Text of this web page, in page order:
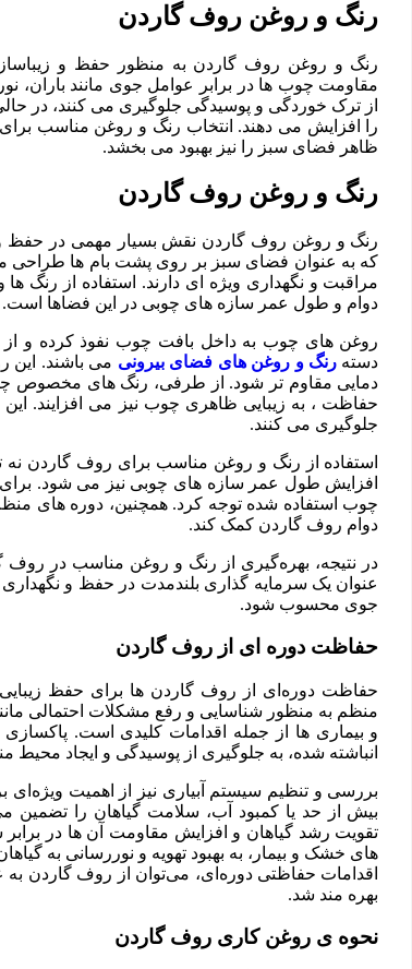
رنگ و روغن روف گاردن
رنگ و روغن روف گاردن به منظور حفظ و
مقاومت چوب ‌ها در برابر عوامل جوی مانند
از ترک‌ خوردگی و پوسیدگی جلوگیری می‌ کنند، در
را افزایش می ‌دهند. انتخاب رنگ و روغن مناسب
ظاهر فضای سبز را نیز بهبود می‌ بخشد.
رنگ و روغن روف گاردن
رنگ و روغن روف گاردن نقش بسیار مهمی در حفظ و
که به عنوان فضای سبز بر روی پشت بام ‌ها طراحی
مراقبت و نگهداری ویژه ‌ای دارند. استفاده از
دوام و طول عمر سازه‌ های چوبی در این فضاها است.
روغن‌ های چوب به داخل بافت چوب نفوذ کرده و
دسته رنگ و روغن های فضای بیرونی می باشند. این
دمایی مقاوم‌ تر شود. از طرفی، رنگ ‌های مخصوص
حفاظت ، به زیبایی ظاهری چوب نیز می افزایند.
جلوگیری می کنند.
استفاده از رنگ و روغن مناسب برای روف گاردن
افزایش طول عمر سازه های چوبی نیز می شود. برای
چوب استفاده شده توجه کرد. همچنین، دوره ‌های
دوام روف گاردن کمک کند.
در نتیجه، بهره‌گیری از رنگ و روغن مناسب در روف
عنوان یک سرمایه گذاری بلندمدت در حفظ و
جوی محسوب شود.
حفاظت دوره ای از روف گاردن
حفاظت دوره‌ای از روف گاردن ها برای حفظ
منظم به منظور شناسایی و رفع مشکلات احتمالی
و بیماری ها از جمله اقدامات کلیدی است.
انباشته شده، به جلوگیری از پوسیدگی و ایجاد
بررسی و تنظیم سیستم آبیاری نیز از اهمیت ویژه‌ای
بیش از حد یا کمبود آب، سلامت گیاهان را تضمین
تقویت رشد گیاهان و افزایش مقاومت آن ها در
های خشک و بیمار، به بهبود تهویه و نوررسانی به
اقدامات حفاظتی دوره‌ای، می‌توان از روف گاردن به
بهره مند شد.
نحوه ی روغن کاری روف گاردن